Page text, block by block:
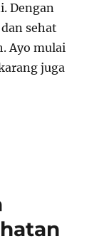
Dengan
sehat
Ayo mulai
juga